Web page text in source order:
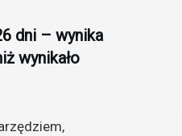
dni – wynika
wynikało